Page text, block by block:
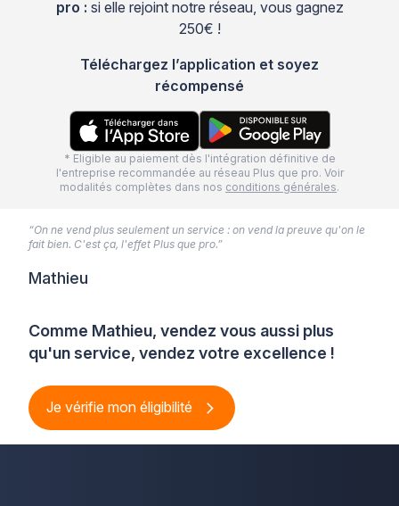
pro : si elle rejoint notre réseau, vous gagnez
250€ !
Téléchargez l’application et soyez
récompensé
* Eligible au paiement dès l'intégration définitive de
l'entreprise recommandée au réseau Plus que pro. Voir
modalités complètes dans nos conditions générales.
Comme Mathieu, vendez vous aussi plus
qu'un service, vendez votre excellence !
Je vérifie mon éligibilité
“On ne vend plus seulement un service : on vend la preuve qu'on le
fait bien. C'est ça, l'effet Plus que pro.”
Mathieu